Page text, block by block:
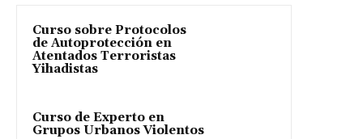
Curso sobre Protocolos
de Autoprotección en
Atentados Terroristas
Yihadistas
Curso de Experto en
Grupos Urbanos Violentos